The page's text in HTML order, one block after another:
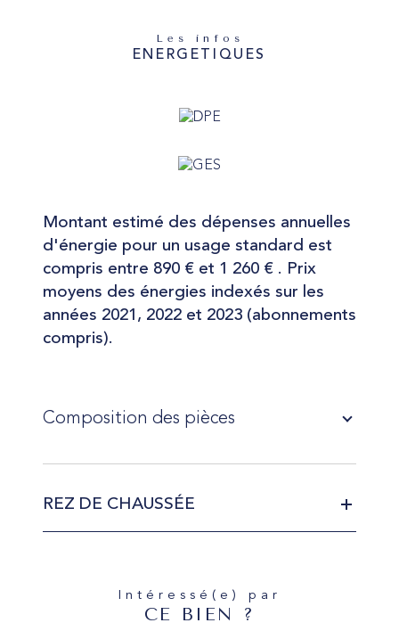
Les infos
ENERGETIQUES
Montant estimé des dépenses annuelles
d'énergie pour un usage standard est
compris entre 890 € et 1 260 € . Prix
moyens des énergies indexés sur les
années 2021, 2022 et 2023 (abonnements
compris).
Composition des pièces
REZ DE CHAUSSÉE
Intéressé(e) par
CE BIEN ?